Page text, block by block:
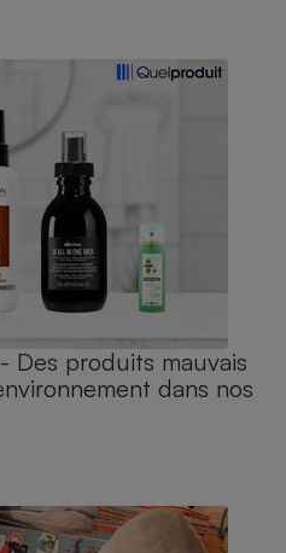
Des produits mauvais
dans nos